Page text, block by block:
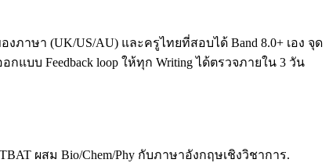
งภาษา (UK/US/AU) และครูไทยที่สอบได้ Band 8.0+ เอง จุด
กแบบ Feedback loop ให้ทุก Writing ได้ตรวจภายใน 3 วัน
ผสม Bio/Chem/Phy กับภาษาอังกฤษเชิงวิชาการ.